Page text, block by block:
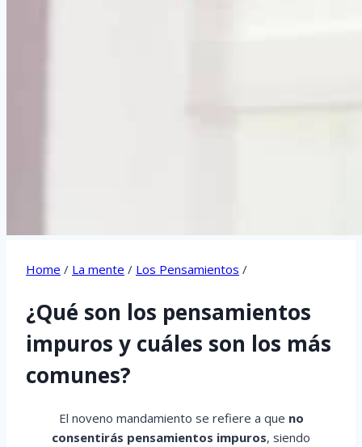
Home / La mente / Los Pensamientos /
¿Qué son los pensamientos
impuros y cuáles son los más
comunes?
El noveno mandamiento se refiere a que no
consentirás pensamientos impuros, siendo